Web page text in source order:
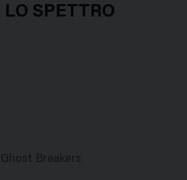
SPETTRO
Ghost Breakers